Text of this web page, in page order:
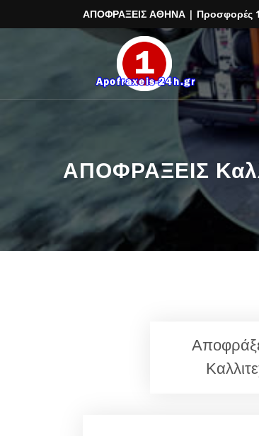
ΑΠΟΦΡΑΞΕΙΣ ΑΘΗΝΑ | Προσφορές
ΑΠΟΦΡΑΞΕΙΣ